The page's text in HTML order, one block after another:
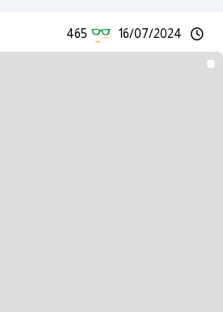
16/07/2024
465